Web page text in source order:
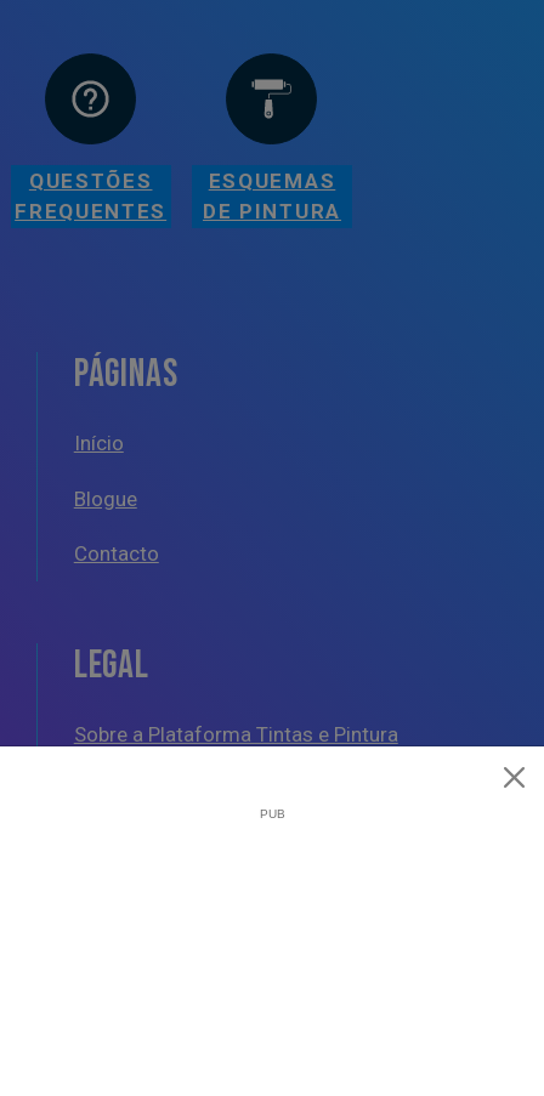
QUESTÕES
FREQUENTES
ESQUEMAS
DE PINTURA
PÁGINAS
Início
Blogue
Contacto
LEGAL
Sobre a Plataforma Tintas e Pintura